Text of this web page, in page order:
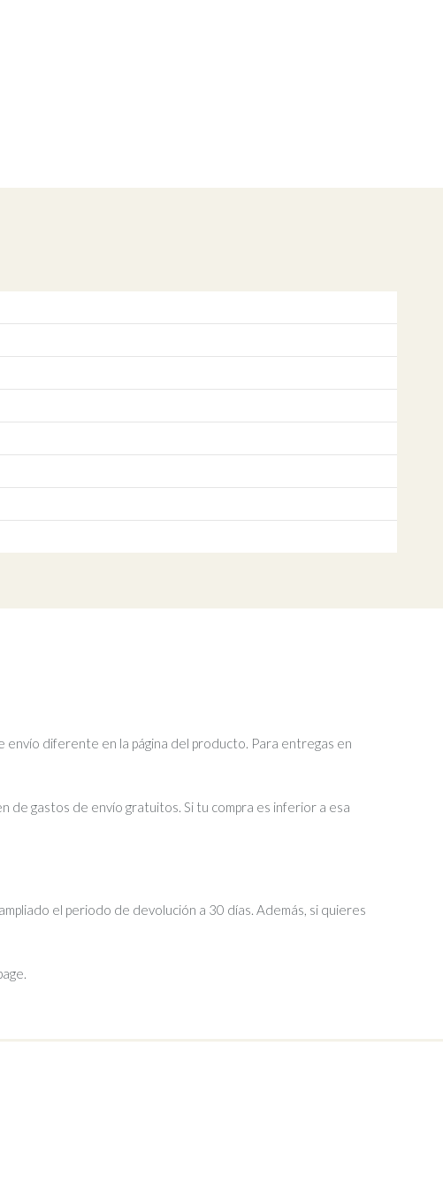
diferente en la página del producto. Para entregas en
de gastos de envío gratuitos. Si tu compra es inferior a esa
el periodo de devolución a 30 días. Además, si quieres